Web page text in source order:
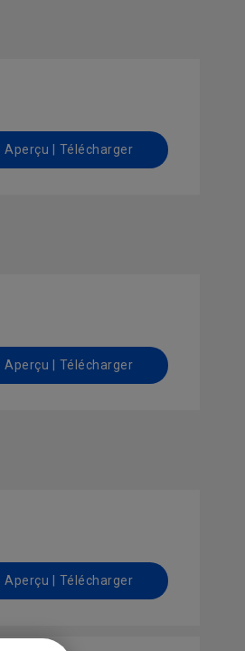
Aperçu | Télécharger
Aperçu | Télécharger
Aperçu | Télécharger